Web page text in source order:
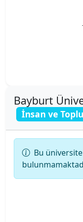
Ankara
Ankara
Antalya Bilim
Ardahan
Arkın Yaratıcı
Artvin Çoruh
Spor Bilimleri
Uygulamalı
Bayburt
İnsan ve
Bu